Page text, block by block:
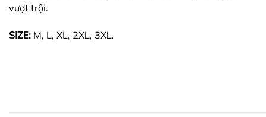
vượt trội.
SIZE: M, L, XL, 2XL, 3XL.